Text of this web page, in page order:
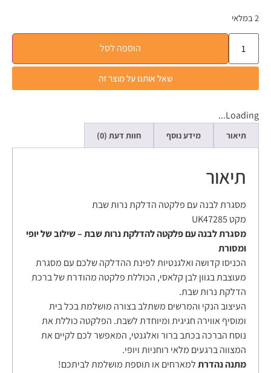
2 במלאי
הוספה לסל
שאל אותנו על מוצר זה
Loading...
תיאור מידע נוסף חוות דעת (0)
תיאור
מסגרת לבנה עם פלקטה הדלקת נרות שבת
מקט UK47285
מסגרת לבנה עם פלקטה להדלקת נרות שבת – שילוב של יופי
ומסורת
הכניסו קדושה ואלגנטיות לפינת ההדלקה שלכם עם מסגרת
מעוצבת בגוון לבן קלאסי, הכוללת פלקטה מהודרת של ברכת
הדלקת נרות שבת.
העיצוב הנקי והמרשים משתלב בצורה מושלמת בכל בית
ומוסיף אווירה חגיגית ומיוחדת לשבת. הפלקטה כוללת את
נוסח הברכה בכתב ברור ואלגנטי, המאפשר לכם לקיים את
המצווה ברגעים מלאי רוחניות ויופי.
מתנה נהדרתלמארחים או תוספת מושלמת לביתכם!